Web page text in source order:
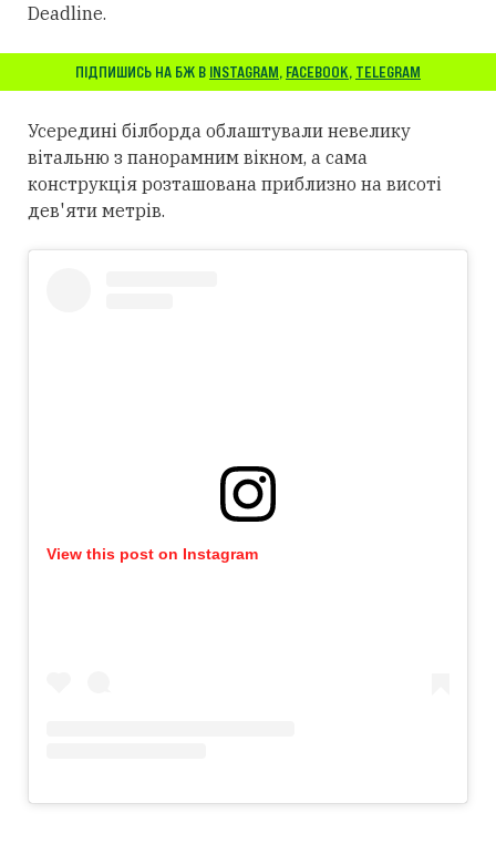
Deadline.
ПІДПИШИСЬ НА БЖ В INSTAGRAM, FACEBOOK, TELEGRAM
Усередині білборда облаштували невелику
вітальню з панорамним вікном, а сама
конструкція розташована приблизно на висоті
дев'яти метрів.
View this post on Instagram